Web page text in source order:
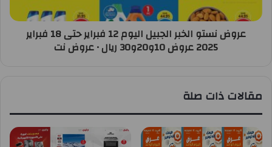
عروض نستو الخبر الجبيل اليوم 12 فبراير حتى 18 فبراير
2025 عروض 10و20و30 ريال • عروض نت
مقالات ذات صلة